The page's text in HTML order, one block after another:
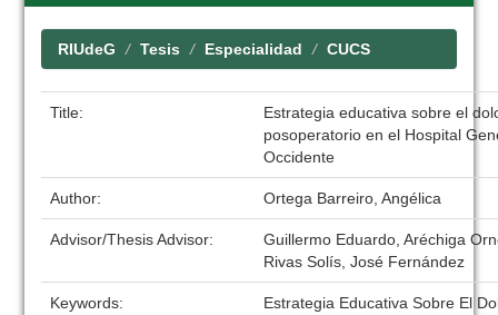
RIUdeG Tesis Especialidad CUCS
Title:
Estrategia educativa sobre el
posoperatorio en el Hospital
Occidente
Author: Ortega Barreiro, Angélica
Advisor/Thesis Advisor:
Guillermo Eduardo, Aréchiga
Rivas Solís, José Fernández
Keywords:
Estrategia Educativa Sobre El